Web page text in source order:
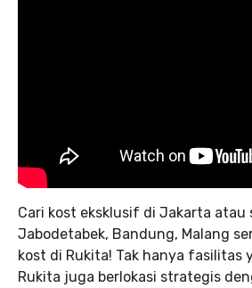
Cari kost eksklusif di Jakarta atau
Jabodetabek, Bandung, Malang
kost di Rukita! Tak hanya fasilitas
Rukita juga berlokasi strategis